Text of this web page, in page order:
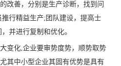
改善，分别是生产诊断，找到问
行精益生产;团队建设，提高士
并进行复制和优化。
化,企业要审势度势，顺势取势
其中小型企业其固有优势是具有